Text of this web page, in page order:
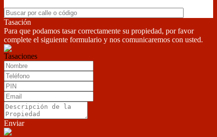
Tasación
Para que podamos tasar correctamente su propiedad, por favor
complete el siguiente formulario y nos comunicaremos con usted.
Tasaciones
Enviar